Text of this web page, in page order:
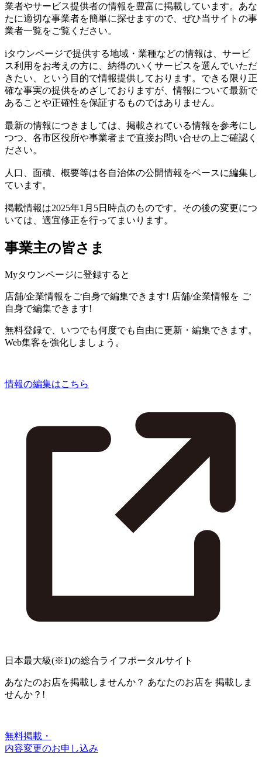
業者やサービス提供者の情報を豊富に掲載しています。あな
たに適切な事業者を簡単に探せますので、ぜひ当サイトの事
業者一覧をご覧ください。
iタウンページで提供する地域・業種などの情報は、サービ
ス利用をお考えの方に、納得のいくサービスを選んでいただ
きたい、という目的で情報提供しております。できる限り正
確な事実の提供をめざしておりますが、情報について最新で
あることや正確性を保証するものではありません。
最新の情報につきましては、掲載されている情報を参考にし
つつ、各市区役所や事業者まで直接お問い合せの上ご確認く
ださい。
人口、面積、概要等は各自治体の公開情報をベースに編集し
ています。
掲載情報は2025年1月5日時点のものです。その後の変更につ
いては、適宜修正を行ってまいります。
事業主の皆さま
Myタウンページに登録すると
店舗/企業情報をご自身で編集できます! 店舗/企業情報を ご
自身で編集できます!
無料登録で、いつでも何度でも自由に更新・編集できます。
Web集客を強化しましょう。
情報の編集はこちら
日本最大級(※1)の総合ライフポータルサイト
あなたのお店を掲載しませんか？ あなたのお店を 掲載しま
せんか？!
無料掲載・
内容変更のお申し込み